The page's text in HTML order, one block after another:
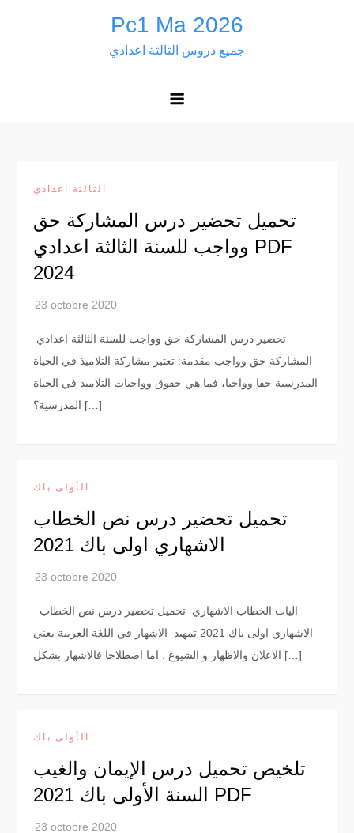
Pc1 Ma 2026
جميع دروس الثالثة اعدادي
الثالثة اعدادي
تحميل تحضير درس المشاركة حق
وواجب للسنة الثالثة اعدادي PDF
2024
تحضير درس المشاركة حق وواجب للسنة الثالثة اعدادي
المشاركة حق وواجب مقدمة: تعتبر مشاركة التلاميذ في الحياة
المدرسية حقا وواجبا، فما هي حقوق وواجبات التلاميذ في الحياة
المدرسية؟ […]
الأولى باك
تحميل تحضير درس نص الخطاب
الاشهاري اولى باك 2021
الاشهاري اولى باك 2021 تمهيد الاشهار في اللغة العربية يعني
الاعلان والاظهار و الشيوع . اما اصطلاحا فالاشهار بشكل […]
الأولى باك
تلخيص تحميل درس الإيمان والغيب
السنة الأولى باك 2021 PDF